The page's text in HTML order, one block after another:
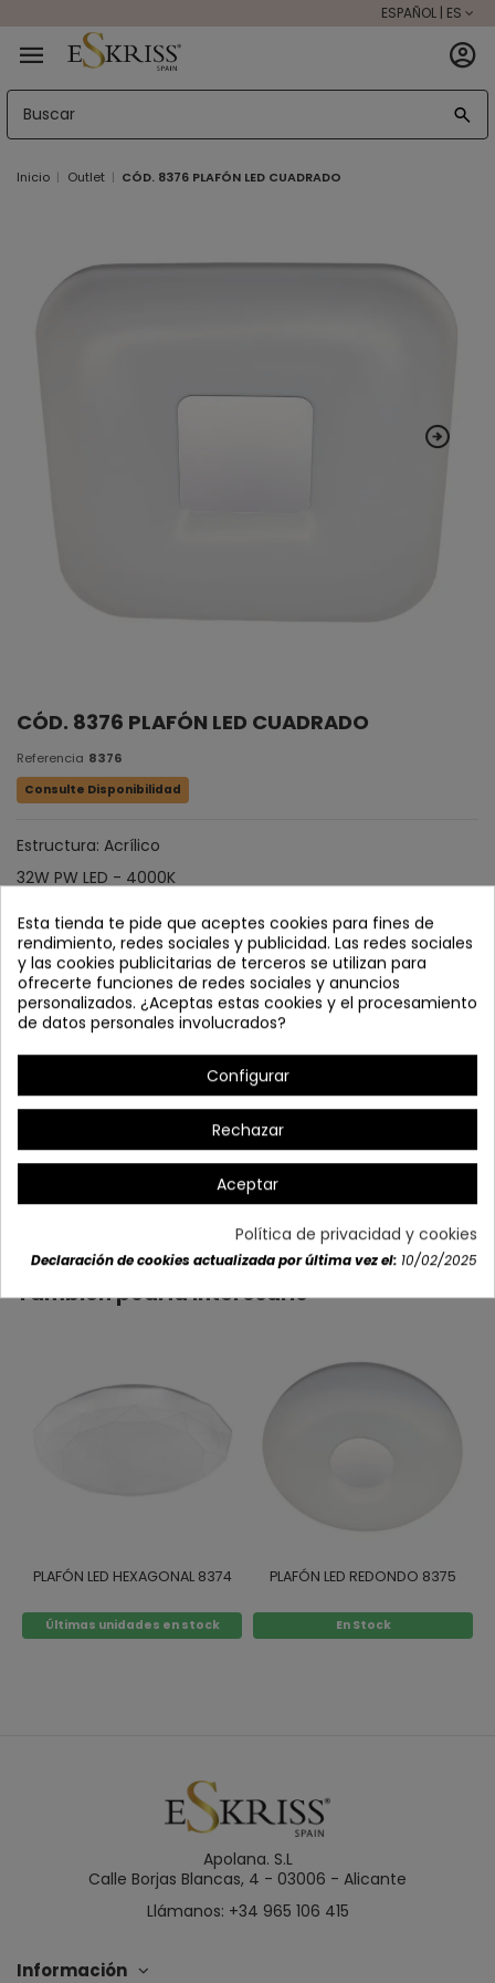
ESPAÑOL | ES
Inicio Outlet CÓD. 8376 PLAFÓN LED CUADRADO
CÓD. 8376 PLAFÓN LED CUADRADO
Referencia 8376
Consulte Disponibilidad
Estructura: Acrílico
32W PW LED - 4000K
LM: 2560 lm
Medidas: Ancho: 50 cm | Largo: 50 cm | Alto: 5 cm
Detalles del producto
También podría interesarle
PLAFÓN LED HEXAGONAL 8374
Últimas unidades en stock
PLAFÓN LED REDONDO 8375
En Stock
Apolana. S.L
Calle Borjas Blancas, 4 - 03006 - Alicante
Llámanos: +34 965 106 415
Información
Esta tienda te pide que aceptes cookies para fines de
rendimiento, redes sociales y publicidad. Las redes sociales
y las cookies publicitarias de terceros se utilizan para
ofrecerte funciones de redes sociales y anuncios
personalizados. ¿Aceptas estas cookies y el procesamiento
de datos personales involucrados?
Configurar
Rechazar
Aceptar
Política de privacidad y cookies
Declaración de cookies actualizada por última vez el: 10/02/2025